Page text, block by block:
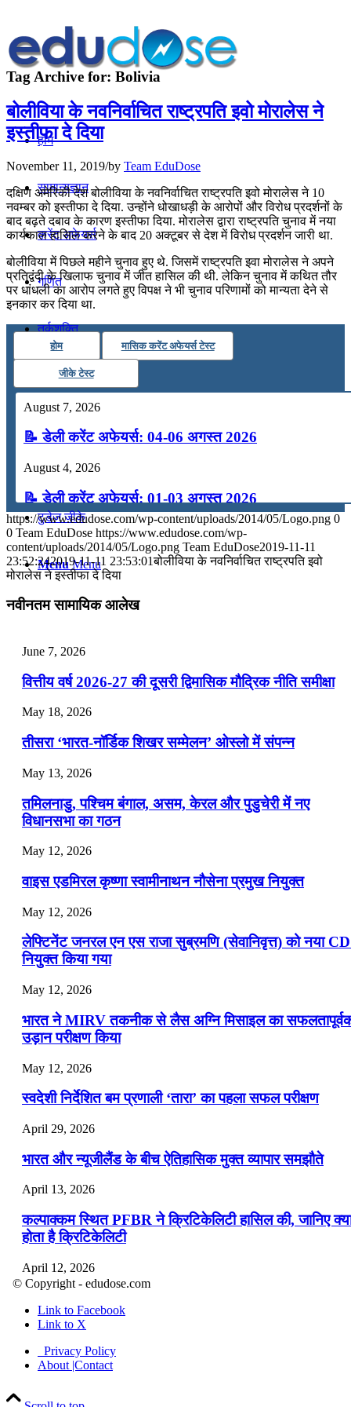
होम
सामान्यज्ञान
करेंट अफेयर्स
गणित
तर्कशक्ति
कंप्यूटर
मॉक टेस्ट
टुडेज जीके
Menu Menu
Tag Archive for: Bolivia
बोलीविया के नवनिर्वाचित राष्ट्रपति इवो मोरालेस ने
इस्तीफा दे दिया
November 11, 2019/by Team EduDose
दक्षिण अमेरिकी देश बोलीविया के नवनिर्वाचित राष्ट्रपति इवो मोरालेस ने 10
नवम्बर को इस्तीफा दे दिया. उन्होंने धोखाधड़ी के आरोपों और विरोध प्रदर्शनों के
बाद बढ़ते दबाव के कारण इस्तीफा दिया. मोरालेस द्वारा राष्ट्रपति चुनाव में नया
कार्यकाल हासिल करने के बाद 20 अक्टूबर से देश में विरोध प्रदर्शन जारी था.
बोलीविया में पिछले महीने चुनाव हुए थे. जिसमें राष्ट्रपति इवा मोरालेस ने अपने
प्रतिद्वंदी के खिलाफ चुनाव में जीत हासिल की थी. लेकिन चुनाव में कथित तौर
पर धांधली का आरोप लगते हुए विपक्ष ने भी चुनाव परिणामों को मान्यता देने से
इनकार कर दिया था.
होम मासिक करेंट अफेयर्स टेस्ट
जीके टेस्ट
August 7, 2026
📝 डेली करेंट अफेयर्स: 04-06 अगस्त 2026
August 4, 2026
📝 डेली करेंट अफेयर्स: 01-03 अगस्त 2026
July 31, 2026
📝 डेली करेंट अफेयर्स: 28-31 जुलाई 2026
July 25, 2026
📝 डेली करेंट अफेयर्स: 22-24 जुलाई 2026
July 22, 2026
📝 डेली करेंट अफेयर्स: 19-21 जुलाई 2026
July 19, 2026
📝 डेली करेंट अफेयर्स: 16-18 जुलाई 2026
https://www.edudose.com/wp-content/uploads/2014/05/Logo.png 0
0 Team EduDose https://www.edudose.com/wp-
content/uploads/2014/05/Logo.png Team EduDose2019-11-11
23:52:242019-11-11 23:53:01बोलीविया के नवनिर्वाचित राष्ट्रपति इवो
मोरालेस ने इस्तीफा दे दिया
नवीनतम सामायिक आलेख
June 7, 2026
वित्तीय वर्ष 2026-27 की दूसरी द्विमासिक मौद्रिक नीति समीक्षा
May 18, 2026
तीसरा ‘भारत-नॉर्डिक शिखर सम्मेलन’ ओस्लो में संपन्न
May 13, 2026
तमिलनाडु, पश्चिम बंगाल, असम, केरल और पुडुचेरी में नए
विधानसभा का गठन
May 12, 2026
वाइस एडमिरल कृष्णा स्वामीनाथन नौसेना प्रमुख नियुक्त
May 12, 2026
लेफ्टिनेंट जनरल एन एस राजा सुब्रमणि (सेवानिवृत्त) को नया
नियुक्त किया गया
May 12, 2026
भारत ने MIRV तकनीक से लैस अग्नि मिसाइल का
उड़ान परीक्षण किया
May 12, 2026
स्वदेशी निर्देशित बम प्रणाली ‘तारा’ का पहला सफल परीक्षण
April 29, 2026
भारत और न्यूजीलैंड के बीच ऐतिहासिक मुक्त व्यापार समझौते
April 13, 2026
कल्पाक्कम स्थित PFBR ने क्रिटिकेलिटी हासिल की, जानिए
होता है क्रिटिकेलिटी
April 12, 2026
April 9, 2026
नासा का आर्टेमिस-2 मिशन: मनुष्य एक बार फिर से चंद्रमा के
पहुंचा
© Copyright - edudose.com
Link to Facebook
Link to X
Privacy Policy
About |Contact